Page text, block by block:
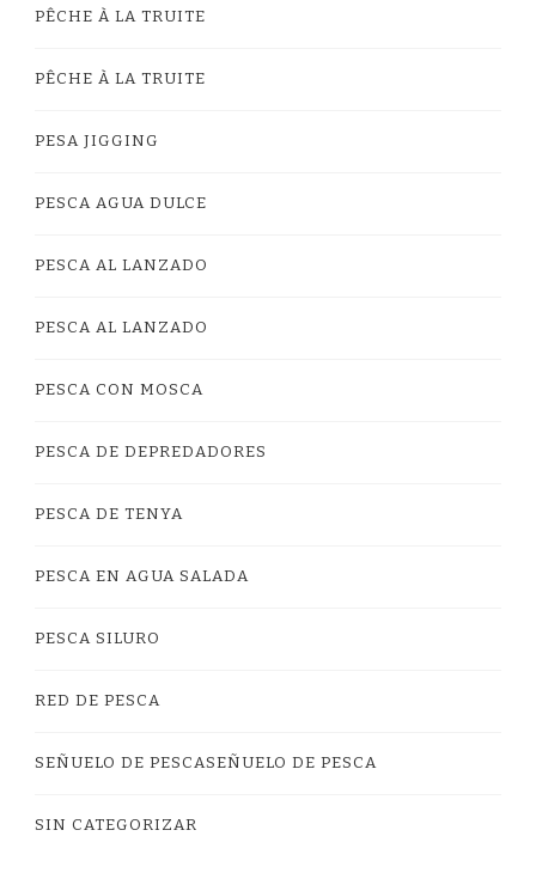
PÊCHE À LA TRUITE
PÊCHE À LA TRUITE
PESA JIGGING
PESCA AGUA DULCE
PESCA AL LANZADO
PESCA AL LANZADO
PESCA CON MOSCA
PESCA DE DEPREDADORES
PESCA DE TENYA
PESCA EN AGUA SALADA
PESCA SILURO
RED DE PESCA
SEÑUELO DE PESCASEÑUELO DE PESCA
SIN CATEGORIZAR